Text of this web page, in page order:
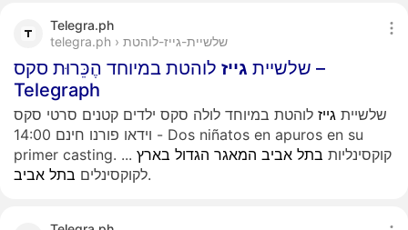
Telegra.ph
telegra.ph › שלשיית-גייז-לוהטת
שלשיית גייז לוהטת במיוחד הֶכֵּרוּת סקס –
Telegraph
שלשיית גייז לוהטת במיוחד לולה סקס ילדים קטנים סרטי סקס
- וידאו פורנו חינם 14:00 Dos niñatos en apuros en su
primer casting. ... קוקסינליות בתל אביב המאגר הגדול בארץ
לקוקסינלים בתל אביב .